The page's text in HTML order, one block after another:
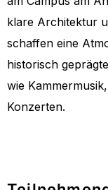
klare Architektur
schaffen eine
historisch
wie
Konzerten.